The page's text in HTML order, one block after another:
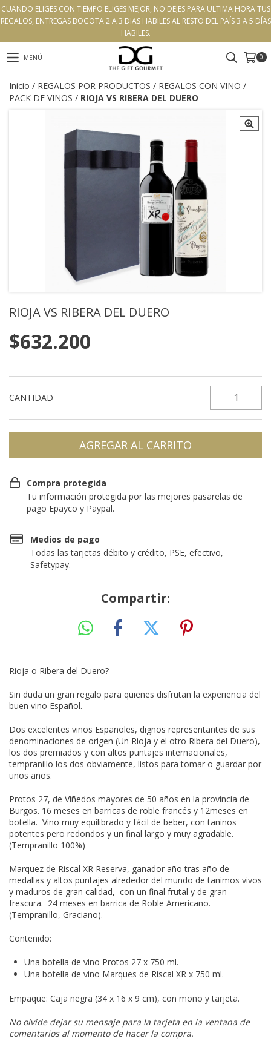
CUANDO ELIGES CON TIEMPO ELIGES MEJOR, NO DEJES PARA ULTIMA HORA TUS
REGALOS, ENTREGAS BOGOTA 2 A 3 DIAS HABILES AL RESTO DEL PAÍS 3 A 5 DÍAS
HABILES.
MENÚ 0
Inicio / REGALOS POR PRODUCTOS / REGALOS CON VINO /
PACK DE VINOS / RIOJA VS RIBERA DEL DUERO
RIOJA VS RIBERA DEL DUERO
$632.200
CANTIDAD
Compra protegida
Tu información protegida por las mejores pasarelas de
pago Epayco y Paypal.
Medios de pago
Todas las tarjetas débito y crédito, PSE, efectivo,
Safetypay.
Compartir:
Rioja o Ribera del Duero?
Sin duda un gran regalo para quienes disfrutan la experiencia del
buen vino Español.
Dos excelentes vinos Españoles, dignos representantes de sus
denominaciones de origen (Un Rioja y el otro Ribera del Duero),
los dos premiados y con altos puntajes internacionales,
tempranillo los dos obviamente, listos para tomar o guardar por
unos años.
Protos 27, de Viñedos mayores de 50 años en la provincia de
Burgos. 16 meses en barricas de roble francés y 12meses en
botella. Vino muy equilibrado y fácil de beber, con taninos
potentes pero redondos y un final largo y muy agradable.
(Tempranillo 100%)
Marquez de Riscal XR Reserva, ganador año tras año de
medallas y altos puntajes alrededor del mundo de tanimos vivos
y maduros de gran calidad, con un final frutal y de gran
frescura. 24 meses en barrica de Roble Americano.
(Tempranillo, Graciano).
Contenido:
Una botella de vino Protos 27 x 750 ml.
Una botella de vino Marques de Riscal XR x 750 ml.
Empaque: Caja negra (34 x 16 x 9 cm), con moño y tarjeta.
No olvide dejar su mensaje para la tarjeta en la ventana de
comentarios al momento de hacer la compra.